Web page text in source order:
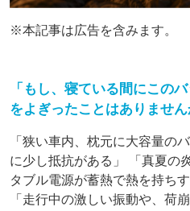
※本記事は広告を含みます。
「もし、寝ている間にこの
をよぎったことはありません
「狭い車内、枕元に大容量の
に少し抵抗がある」 「真夏の
タブル電源が蓄熱で熱を持ち
「走行中の激しい振動や、荷